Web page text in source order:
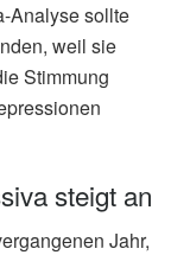
Analyse sollte
weil sie
Stimmung
steigt an
Jahr,